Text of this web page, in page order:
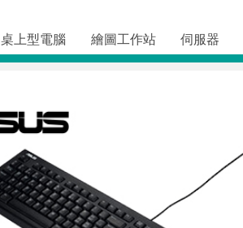
桌上型電腦 繪圖工作站 伺服器